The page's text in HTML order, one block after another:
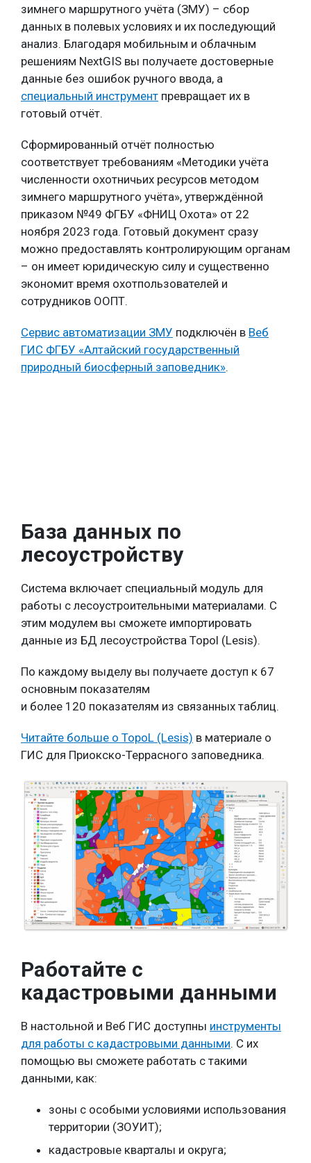
зимнего маршрутного учёта (ЗМУ) – сбор
данных в полевых условиях и их последующий
анализ. Благодаря мобильным и облачным
решениям NextGIS вы получаете достоверные
данные без ошибок ручного ввода, а
специальный инструмент превращает их в
готовый отчёт.
Сформированный отчёт полностью
соответствует требованиям «Методики учёта
численности охотничьих ресурсов методом
зимнего маршрутного учёта», утверждённой
приказом №49 ФГБУ «ФНИЦ Охота» от 22
ноября 2023 года. Готовый документ сразу
можно предоставлять контролирующим органам
– он имеет юридическую силу и существенно
экономит время охотпользователей и
сотрудников ООПТ.
Сервис автоматизации ЗМУ подключён в Веб
ГИС ФГБУ «Алтайский государственный
природный биосферный заповедник».
База данных по
лесоустройству
Система включает специальный модуль для
работы с лесоустроительными материалами. С
этим модулем вы сможете импортировать
данные из БД лесоустройства Topol (Lesis).
По каждому выделу вы получаете доступ к 67
основным показателям
и более 120 показателям из связанных таблиц.
Читайте больше о TopoL (Lesis) в материале о
ГИС для Приокско-Террасного заповедника.
Работайте с
кадастровыми данными
В настольной и Веб ГИС доступны инструменты
для работы с кадастровыми данными. С их
помощью вы сможете работать с такими
данными, как:
зоны с особыми условиями использования
территории (ЗОУИТ);
кадастровые кварталы и округа;